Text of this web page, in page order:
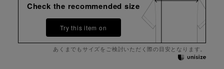
Check the recommended size
Try this item on
あくまでもサイズをご検討いただく際の目安となります。